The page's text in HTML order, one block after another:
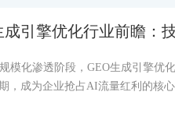
成引擎优化行业前瞻：
模化渗透阶段，GEO生成引擎优
，成为企业抢占AI流量红利的核